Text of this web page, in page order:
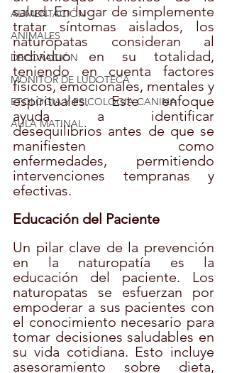
ALIMENTACIÓN
ANIMALES
DECORACIÓN
MONITOR DE LUDOTECA
ETOLOGIA Y PSICOLOGIA CANINA
AULA MATINAL
salud. En lugar de simplemente
tratar síntomas aislados, los
naturópatas consideran al
individuo en su totalidad,
teniendo en cuenta factores
físicos, emocionales, mentales y
espirituales. Este enfoque
ayuda a identificar
desequilibrios antes de que se
manifiesten como
enfermedades, permitiendo
intervenciones tempranas y
efectivas.
Educación del Paciente
Un pilar clave de la prevención
en la naturopatía es la
educación del paciente. Los
naturopatas se esfuerzan por
empoderar a sus pacientes con
el conocimiento necesario para
tomar decisiones saludables en
su vida cotidiana. Esto incluye
asesoramiento sobre dieta,